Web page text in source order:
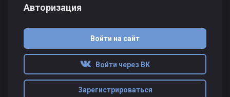
Авторизация
Войти на сайт
Войти через ВК
Зарегистрироваться